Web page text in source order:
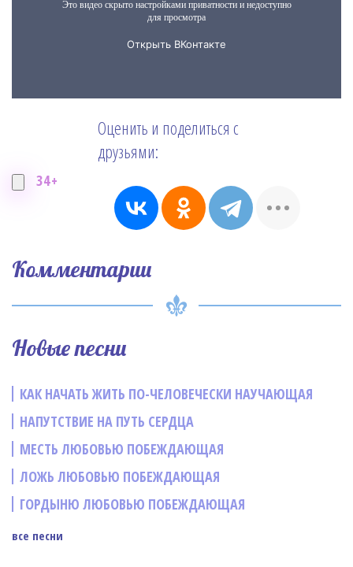
34+
Оценить и поделиться с
друзьями:
Комментарии
Новые песни
КАК НАЧАТЬ ЖИТЬ ПО-ЧЕЛОВЕЧЕСКИ НАУЧАЮЩАЯ
НАПУТСТВИЕ НА ПУТЬ СЕРДЦА
МЕСТЬ ЛЮБОВЬЮ ПОБЕЖДАЮЩАЯ
ЛОЖЬ ЛЮБОВЬЮ ПОБЕЖДАЮЩАЯ
ГОРДЫНЮ ЛЮБОВЬЮ ПОБЕЖДАЮЩАЯ
все песни